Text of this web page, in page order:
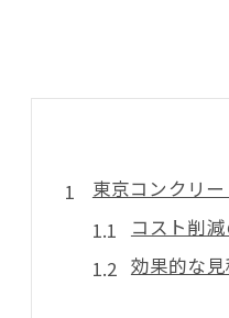
東京コンクリ
コスト削
効果的な
品質を維